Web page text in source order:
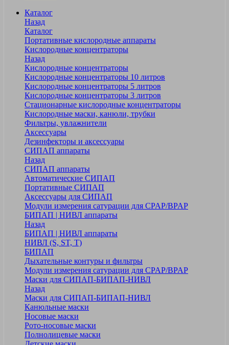
Каталог
Назад
Каталог
Портативные кислородные аппараты
Кислородные концентраторы
Назад
Кислородные концентраторы
Кислородные концентраторы 10 литров
Кислородные концентраторы 5 литров
Кислородные концентраторы 3 литров
Стационарные кислородные концентраторы
Кислородные маски, канюли, трубки
Фильтры, увлажнители
Аксессуары
Дезинфекторы и аксессуары
СИПАП аппараты
Назад
СИПАП аппараты
Автоматические СИПАП
Портативные СИПАП
Аксессуары для СИПАП
Модули измерения сатурации для CPAP/BPAP
БИПАП | НИВЛ аппараты
Назад
БИПАП | НИВЛ аппараты
НИВЛ (S, ST, T)
БИПАП
Дыхательные контуры и фильтры
Модули измерения сатурации для CPAP/BPAP
Маски для СИПАП-БИПАП-НИВЛ
Назад
Маски для СИПАП-БИПАП-НИВЛ
Канюльные маски
Носовые маски
Рото-носовые маски
Полнолицевые маски